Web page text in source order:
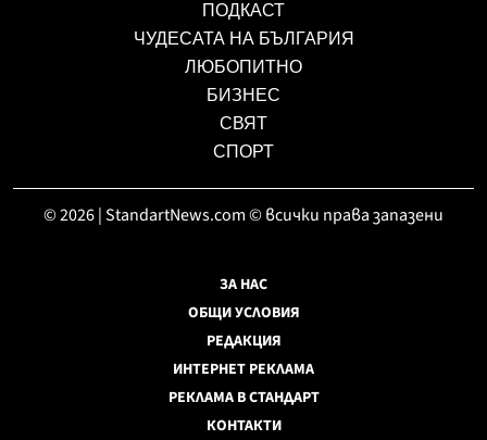
ПОДКАСТ
ЧУДЕСАТА НА БЪЛГАРИЯ
ЛЮБОПИТНО
БИЗНЕС
СВЯТ
СПОРТ
© 2026 | StandartNews.com © всички права запазени
ЗА НАС
ОБЩИ УСЛОВИЯ
РЕДАКЦИЯ
ИНТЕРНЕТ РЕКЛАМА
РЕКЛАМА В СТАНДАРТ
КОНТАКТИ